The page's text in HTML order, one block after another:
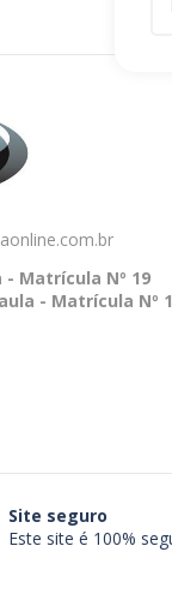
- Matrícula Nº 19
- Matrícula Nº
Site seguro
Este site é 100%